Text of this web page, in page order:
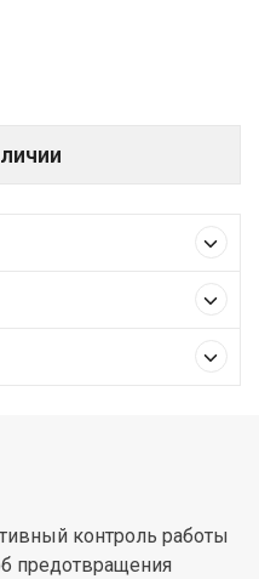
контроль работы
предотвращения